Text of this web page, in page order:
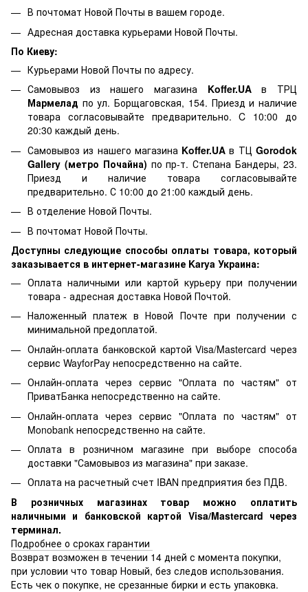
В почтомат Новой Почты в вашем городе.
Адресная доставка курьерами Новой Почты.
По Киеву:
Курьерами Новой Почты по адресу.
Самовывоз из нашего магазина Koffer.UAв ТРЦ
Мармелад по ул. Борщаговская, 154. Приезд и наличие
товара согласовывайте предварительно. C 10:00 до
20:30 каждый день.
Самовывоз из нашего магазина Koffer.UA в ТЦGorodok
Gallery (метро Почайна) по пр-т. Степана Бандеры, 23.
Приезд и наличие товара согласовывайте
предварительно. С 10:00 до 21:00 каждый день.
В отделение Новой Почты.
В почтомат Новой Почты.
Доступны следующие способы оплаты товара, который
заказывается в интернет-магазине Karya Украина:
Оплата наличными или картой курьеру при получении
товара - адресная доставка Новой Почтой.
Наложенный платеж в Новой Почте при получении с
минимальной предоплатой.
Онлайн-оплата банковской картой Visa/Mastercard через
сервис WayforPay непосредственно на сайте.
Онлайн-оплата через сервис "Оплата по частям" от
ПриватБанка непосредственно на сайте.
Онлайн-оплата через сервис "Оплата по частям" от
Monobank непосредственно на сайте.
Оплата в розничном магазине при выборе способа
доставки "Самовывоз из магазина" при заказе.
Оплата на расчетный счет IBAN предприятия без ПДВ.
В розничных магазинах товар можно оплатить
наличными и банковской картой Visa/Mastercard через
терминал.
Подробнее о сроках гарантии
Возврат возможен в течении 14 дней с момента покупки,
при условии что товар Новый, без следов использования.
Есть чек о покупке, не срезанные бирки и есть упаковка.